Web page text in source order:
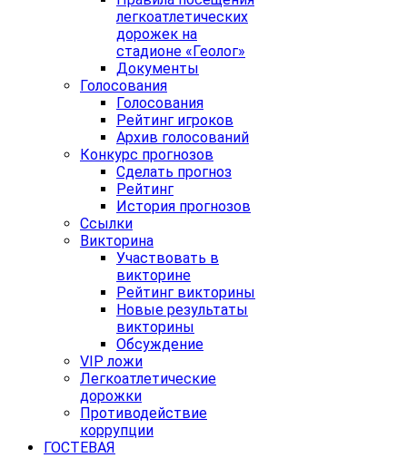
легкоатлетических
дорожек на
стадионе «Геолог»
Документы
Голосования
Голосования
Рейтинг игроков
Архив голосований
Конкурс прогнозов
Сделать прогноз
Рейтинг
История прогнозов
Ссылки
Викторина
Участвовать в
викторине
Рейтинг викторины
Новые результаты
викторины
Обсуждение
VIP ложи
Легкоатлетические
дорожки
Противодействие
коррупции
ГОСТЕВАЯ